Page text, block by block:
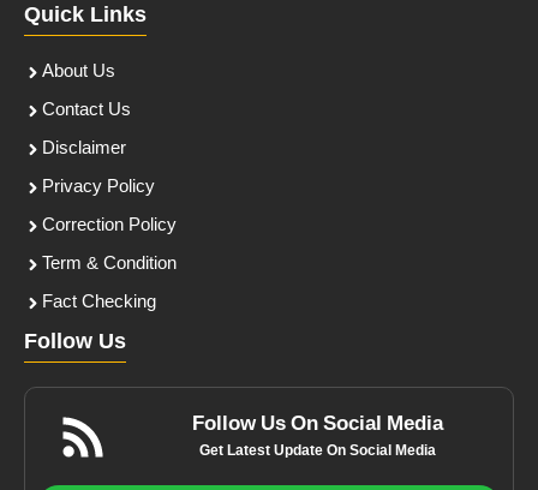
Quick Links
About Us
Contact Us
Disclaimer
Privacy Policy
Correction Policy
Term & Condition
Fact Checking
Follow Us
Follow Us On Social Media
Get Latest Update On Social Media